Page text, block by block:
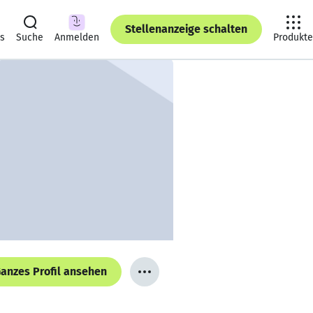
Suche Anmelden
Stellenanzeige schalten
Produkte
Profil ansehen